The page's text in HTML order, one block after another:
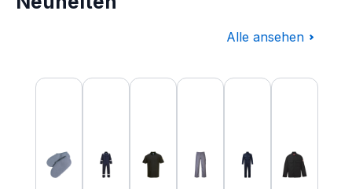
Alle ansehen
Produktgalerie überspringen